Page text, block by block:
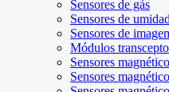
Sensores de gás
Sensores de
Sensores de
Módulos
Sensores
Sensores